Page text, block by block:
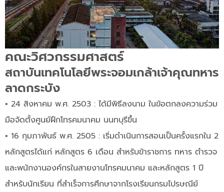
คณะวิศวกรรมศาสตร์
สถาบันเทคโนโลยีพระจอมเกล้าเจ้าคุณทหาร
ลาดกระบัง
▪︎ 24 สิงหาคม พ.ศ. 2503 : ได้มีพิธีลงนาม ในข้อตกลงความร่วม
มือจัดตั้งศูนย์ฝึกโทรคมนาคม นนทบุรีขึ้น
▪︎ 16 กุมภาพันธ์ พ.ศ. 2505 : เริ่มดำเนินการสอนเป็นครั้งแรกใน 2
หลักสูตรได้แก่ หลักสูตร 6 เดือน สำหรับข้าราชการ ทหาร ตำรวจ
และพนักงานองค์กรในสายงานโทรคมนาคม และหลักสูตร 1 ปี
สำหรับนักเรียน ที่สำเร็จการศึกษาจากโรงเรียนกรมไปรษณีย์